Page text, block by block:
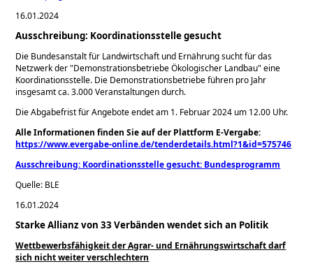
16.01.2024
Ausschreibung: Koordinationsstelle gesucht
Die Bundesanstalt für Landwirtschaft und Ernährung sucht für das
Netzwerk der Demonstrationsbetriebe Ökologischer Landbau eine
Koordinationsstelle. Die Demonstrationsbetriebe führen pro Jahr
insgesamt ca. 3.000 Veranstaltungen durch.
Die Abgabefrist für Angebote endet am 1. Februar 2024 um 12.00 Uhr.
Alle Informationen finden Sie auf der Plattform E-Vergabe:
https://www.evergabe-online.de/tenderdetails.html?1&id=575746
Ausschreibung: Koordinationsstelle gesucht: Bundesprogramm
Quelle: BLE
16.01.2024
Starke Allianz von 33 Verbänden wendet sich an Politik
Wettbewerbsfähigkeit der Agrar- und Ernährungswirtschaft darf
sich nicht weiter verschlechtern